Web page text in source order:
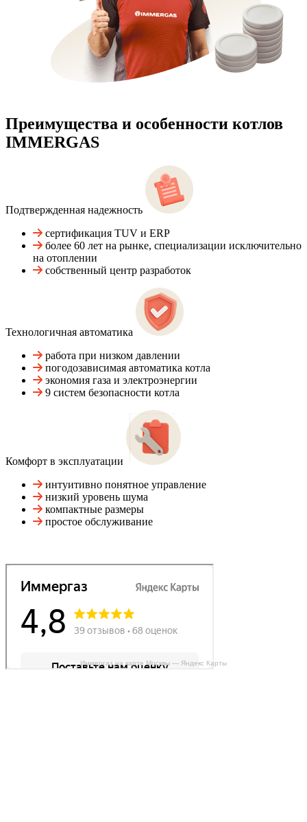
Преимущества и особенности котлов
IMMERGAS
Подтвержденная надежность
сертификация TUV и ERP
более 60 лет на рынке, специализации исключительно
на отоплении
собственный центр разработок
Технологичная автоматика
работа при низком давлении
погодозависимая автоматика котла
экономия газа и электроэнергии
9 систем безопасности котла
Комфорт в эксплуатации
интуитивно понятное управление
низкий уровень шума
компактные размеры
простое обслуживание
Иммергаз на карте Москвы — Яндекс Карты